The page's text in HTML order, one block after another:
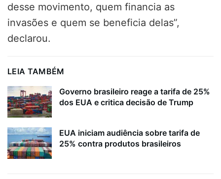
desse movimento, quem financia as
invasões e quem se beneficia delas”,
declarou.
LEIA TAMBÉM
Governo brasileiro reage a tarifa de 25%
dos EUA e critica decisão de Trump
EUA iniciam audiência sobre tarifa de
25% contra produtos brasileiros